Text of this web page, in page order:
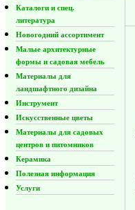
Каталоги и спец.
литература
Новогодний ассортимент
Малые архитектурные
формы и садовая мебель
Материалы для
ландшафтного дизайна
Инструмент
Искусственные цветы
Материалы для садовых
центров и питомников
Керамика
Полезная информация
Услуги